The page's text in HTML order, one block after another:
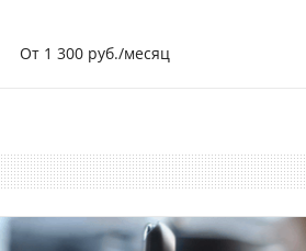
От 1 300 руб./месяц